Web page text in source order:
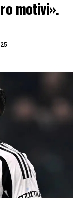
motivi».